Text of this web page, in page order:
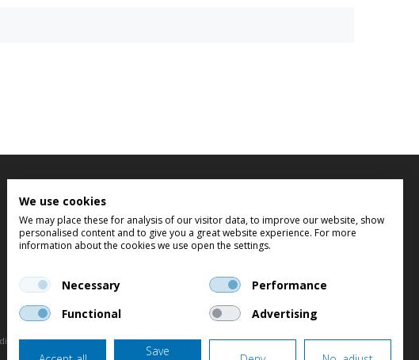
en -omschrijvingen kunnen afwijken van de werkelijkheid.
We use cookies
We may place these for analysis of our visitor data, to improve our website, show
personalised content and to give you a great website experience. For more
information about the cookies we use open the settings.
Necessary
Performance
Functional
Advertising
Save